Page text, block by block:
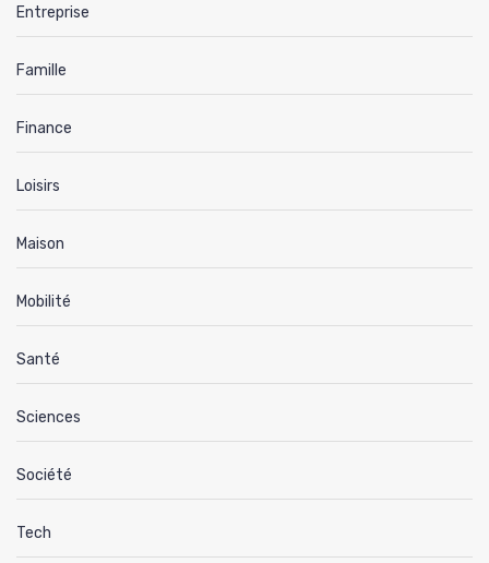
Entreprise
Famille
Finance
Loisirs
Maison
Mobilité
Santé
Sciences
Société
Tech